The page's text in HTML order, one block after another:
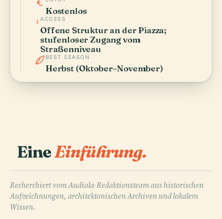
Kostenlos
ACCESS
Offene Struktur an der Piazza;
stufenloser Zugang vom
Straßenniveau
BEST SEASON
Herbst (Oktober–November)
EineEinführung.
Recherchiert vom Audiala-Redaktionsteam aus historischen
Aufzeichnungen, architektonischen Archiven und lokalem
Wissen.